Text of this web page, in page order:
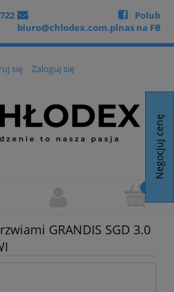
biuro@chlodex.com.pl
Polub
nas na FB
się Zaloguj się
GRANDIS SGD 3.0
Negocjuj cenę